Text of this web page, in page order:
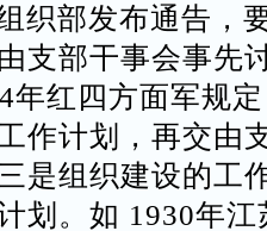
织部发布通告，
支部干事会事先
年红四方面军规
作计划，再交由
是组织建设的工
划。如 1930年